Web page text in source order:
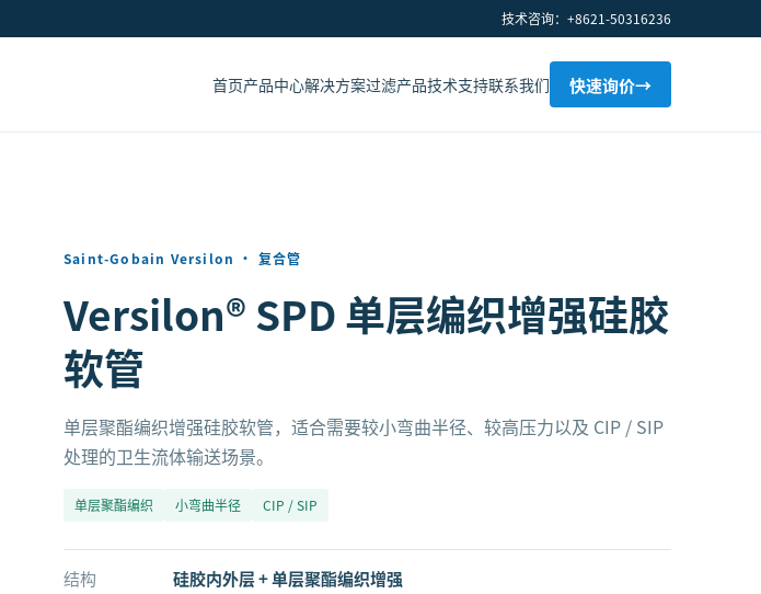
技术咨询：+8621-50316236
首页产品中心解决方案过滤产品技术支持联系我们 快速询价→
Saint-Gobain Versilon · 复合管
Versilon® SPD 单层编织增强硅胶
软管
单层聚酯编织增强硅胶软管，适合需要较小弯曲半径、较高压力以及 CIP / SIP
处理的卫生流体输送场景。
单层聚酯编织 小弯曲半径 CIP / SIP
结构 硅胶内外层 + 单层聚酯编织增强